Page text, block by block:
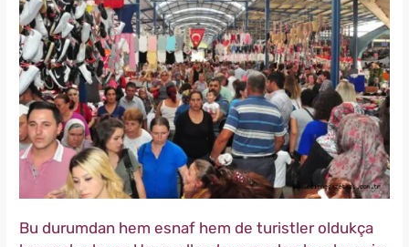
Bu durumdan hem esnaf hem de turistler oldukça